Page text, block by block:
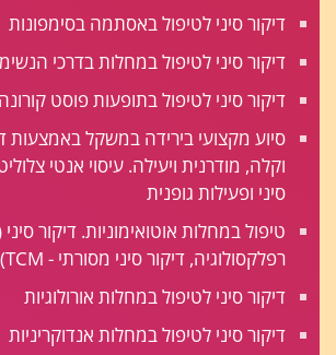
דיקור סיני לטיפול באסתמה בסימפונות
דיקור סיני לטיפול במחלות בדרכי
דיקור סיני לטיפול בתופעות פוסט קורונה
סיוע מקצועי בירידה במשקל באמצעות
וקלה, מודרנית ויעילה. עיסוי אנטי
סיני ופעילות גופנית
טיפול במחלות אוטואימוניות. דיקור
רפלקסולוגיה, דיקור סיני מסורתי - TCM)
דיקור סיני לטיפול במחלות אורולוגיות
דיקור סיני לטיפול במחלות אנדוקריניות